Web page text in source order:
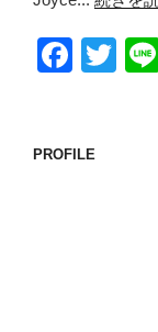
F
e
T
PROFILE